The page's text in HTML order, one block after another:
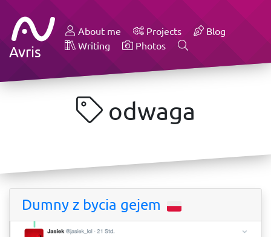
Avris
About me Projects
Blog
Writing
Photos
odwaga
Dumny z bycia gejem